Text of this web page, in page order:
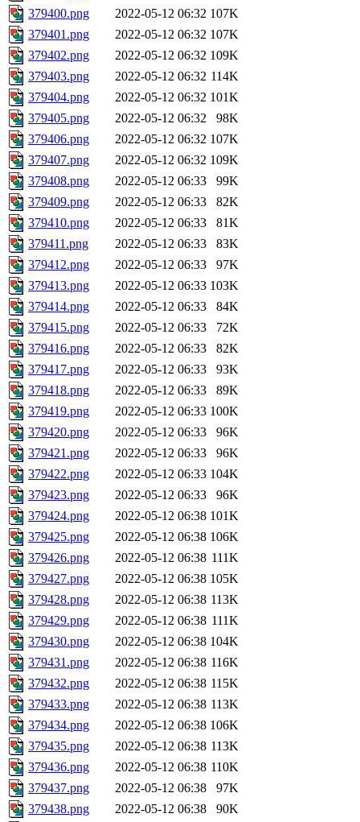
379400.png
2022-05-12 06:32 107K
379401.png
2022-05-12 06:32 107K
379402.png
2022-05-12 06:32 109K
379403.png
2022-05-12 06:32 114K
379404.png
2022-05-12 06:32 101K
379405.png
2022-05-12 06:32
98K
379406.png
2022-05-12 06:32 107K
379407.png
2022-05-12 06:32 109K
379408.png
2022-05-12 06:33
99K
379409.png
2022-05-12 06:33
82K
379410.png
2022-05-12 06:33
81K
379411.png
2022-05-12 06:33
83K
379412.png
2022-05-12 06:33
97K
379413.png
2022-05-12 06:33 103K
379414.png
2022-05-12 06:33
84K
379415.png
2022-05-12 06:33
72K
379416.png
2022-05-12 06:33
82K
379417.png
2022-05-12 06:33
93K
379418.png
2022-05-12 06:33
89K
379419.png
2022-05-12 06:33 100K
379420.png
2022-05-12 06:33
96K
379421.png
2022-05-12 06:33
96K
379422.png
2022-05-12 06:33 104K
379423.png
2022-05-12 06:33
96K
379424.png
2022-05-12 06:38 101K
379425.png
2022-05-12 06:38 106K
379426.png
2022-05-12 06:38 111K
379427.png
2022-05-12 06:38 105K
379428.png
2022-05-12 06:38 113K
379429.png
2022-05-12 06:38 111K
379430.png
2022-05-12 06:38 104K
379431.png
2022-05-12 06:38 116K
379432.png
2022-05-12 06:38 115K
379433.png
2022-05-12 06:38 113K
379434.png
2022-05-12 06:38 106K
379435.png
2022-05-12 06:38 113K
379436.png
2022-05-12 06:38 110K
379437.png
2022-05-12 06:38
97K
379438.png
2022-05-12 06:38
90K